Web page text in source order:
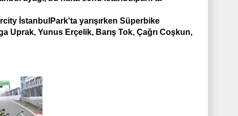
İstanbulPark'ta yarışırken Süperbike
Uprak, Yunus Erçelik, Barış Tok, Çağrı Coşkun,